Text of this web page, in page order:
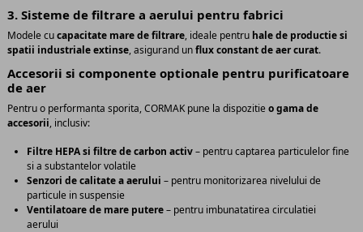
3. Sisteme de filtrare a aerului pentru fabrici
Modele cucapacitate mare de filtrare, ideale pentru hale de productie si
spatii industriale extinse, asigurand unflux constant de aer curat.
Accesorii si componente optionale pentru purificatoare
de aer
Pentru o performanta sporita, CORMAK pune la dispozitieo gama de
accesorii, inclusiv:
Filtre HEPA si filtre de carbon activ– pentru captarea particulelor fine
si a substantelor volatile
Senzori de calitate a aerului – pentru monitorizarea nivelului de
particule in suspensie
Ventilatoare de mare putere– pentru imbunatatirea circulatiei
aerului